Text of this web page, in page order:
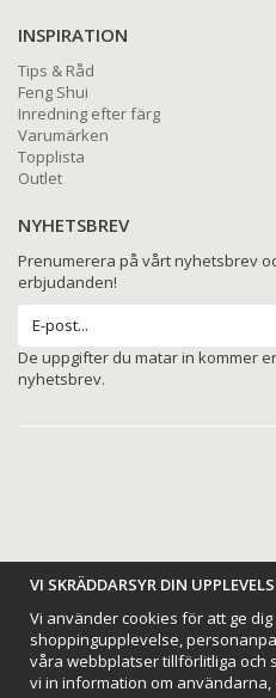
INSPIRATION
Tips & Råd
Feng Shui
Inredning efter färg
Varumärken
Topplista
Outlet
NYHETSBREV
Prenumerera på vårt nyhetsbrev
erbjudanden!
De uppgifter du matar in kommer
nyhetsbrev.
BETALNINGSALTERNATIV
VI SKRÄDDARSYR DIN
Vi använder cookies för att ge
shoppingupplevelse,
våra webbplatser tillförlitliga och
vi in information om